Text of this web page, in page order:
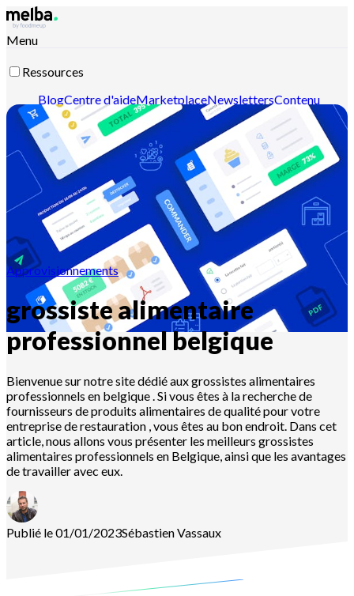
Menu
Ressources
BlogCentre d'aideMarketplaceNewslettersContenu
intelligentDocumentation APIDocumentation MCP
Contactez-nousDécouvrir melba
Approvisionnements
grossiste alimentaire
professionnel belgique
Bienvenue sur notre site dédié aux grossistes alimentaires
professionnels en belgique . Si vous êtes à la recherche de
fournisseurs de produits alimentaires de qualité pour votre
entreprise de restauration , vous êtes au bon endroit. Dans cet
article, nous allons vous présenter les meilleurs grossistes
alimentaires professionnels en Belgique, ainsi que les avantages
de travailler avec eux.
Publié le 01/01/2023SébastienVassaux